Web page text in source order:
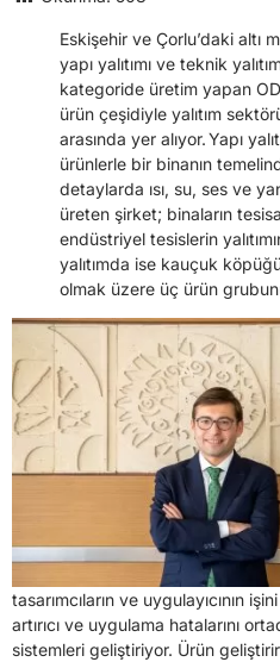
Eskişehir ve Çorlu’daki altı
yapı yalıtımı ve teknik
kategoride üretim yapan
ürün çeşidiyle yalıtım
arasında yer alıyor. Yapı
ürünlerle bir binanın
detaylarda ısı, su, ses ve
üreten şirket; binaların
endüstriyel tesislerin
yalıtımda ise kauçuk
olmak üzere üç ürün
tasarımcıların ve uygulayıcının
artırıcı ve uygulama hatalarını
sistemleri geliştiriyor. Ürün